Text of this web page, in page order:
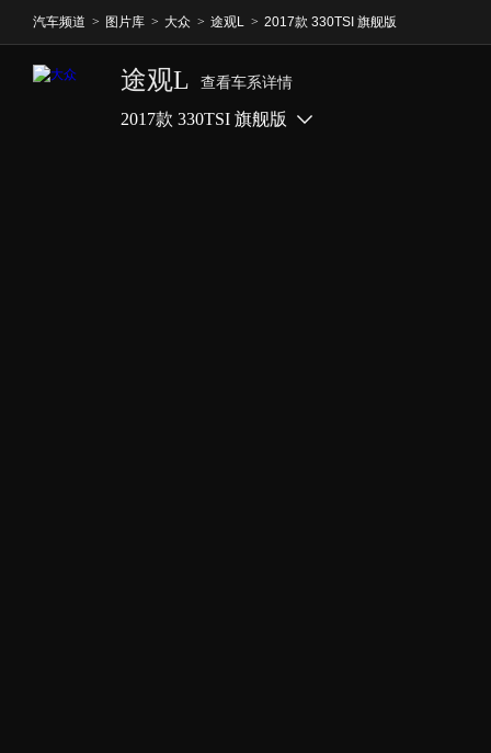
汽车频道 > 图片库 > 大众 > 途观L > 2017款 330TSI 旗舰版
途观L 查看车系详情
2017款 330TSI 旗舰版